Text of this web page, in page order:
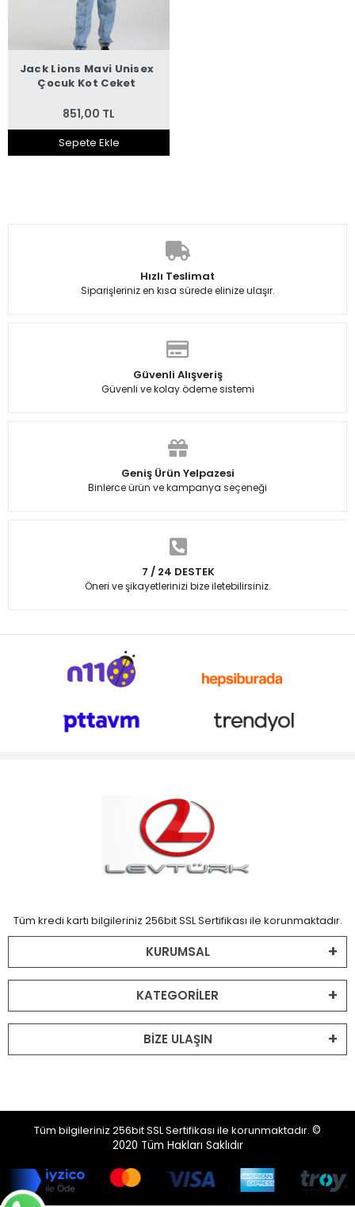
Jack Lions Mavi Unisex
Çocuk Kot Ceket
851,00 TL
Sepete Ekle
Hızlı Teslimat
Siparişleriniz en kısa sürede elinize ulaşır.
Güvenli Alışveriş
Güvenli ve kolay ödeme sistemi
Geniş Ürün Yelpazesi
Binlerce ürün ve kampanya seçeneği
7 / 24 DESTEK
Öneri ve şikayetlerinizi bize iletebilirsiniz.
Tüm kredi kartı bilgileriniz 256bit SSL Sertifikası ile korunmaktadır.
KURUMSAL
KATEGORİLER
BİZE ULAŞIN
Tüm bilgileriniz 256bit SSL Sertifikası ile korunmaktadır. ©
2020 Tüm Hakları Saklıdır